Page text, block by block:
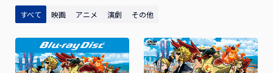
すべて 映画 アニメ 演劇 その他